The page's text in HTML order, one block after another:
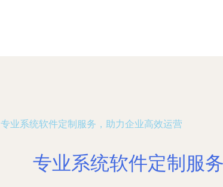
专业系统软件定制服务，助力企业高效运营
专业系统软件定制服